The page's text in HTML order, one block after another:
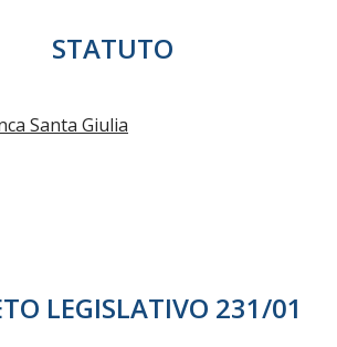
STATUTO
Santa Giulia
LEGISLATIVO 231/01